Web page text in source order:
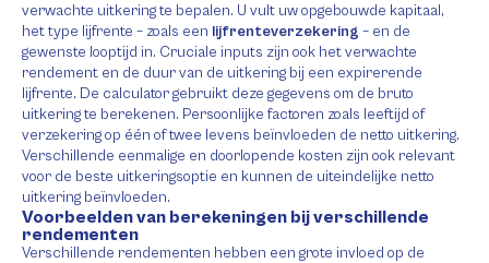
verwachte uitkering te bepalen. U vult uw opgebouwde kapitaal,
het type lijfrente – zoals een lijfrenteverzekering – en de
gewenste looptijd in. Cruciale inputs zijn ook het verwachte
rendement en de duur van de uitkering bij een expirerende
lijfrente. De calculator gebruikt deze gegevens om de bruto
uitkering te berekenen. Persoonlijke factoren zoals leeftijd of
verzekering op één of twee levens beïnvloeden de netto uitkering.
Verschillende eenmalige en doorlopende kosten zijn ook relevant
voor de beste uitkeringsoptie en kunnen de uiteindelijke netto
uitkering beïnvloeden.
Voorbeelden van berekeningen bij verschillende
rendementen
Verschillende rendementen hebben een grote invloed op de